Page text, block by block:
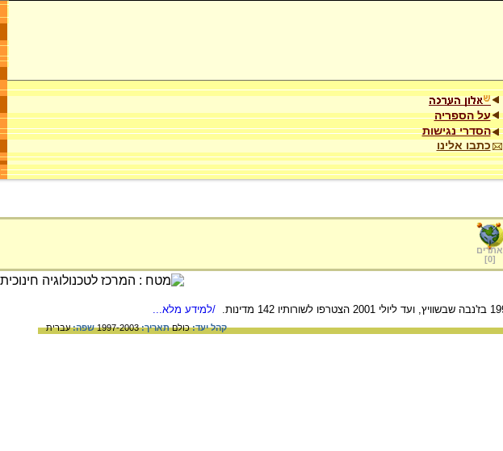
על הספריה
הסדרי נגישות
כתבו אלינו
אתרים
[
0
]
/למידע מלא...
קהל יעד:כולםתאריך:1997-2003 שפה:עברית